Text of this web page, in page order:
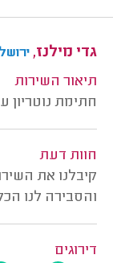
גדי מילנז,
תיאור השירות
חתימת נוטריון
חוות דעת
קיבלנו את
והסבירה לנו
דירוגים